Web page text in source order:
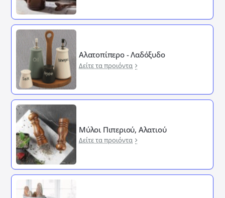
Αλατοπίπερο - Λαδόξυδο
Δείτε τα προιόντα
Μύλοι Πιπεριού, Αλατιού
Δείτε τα προιόντα